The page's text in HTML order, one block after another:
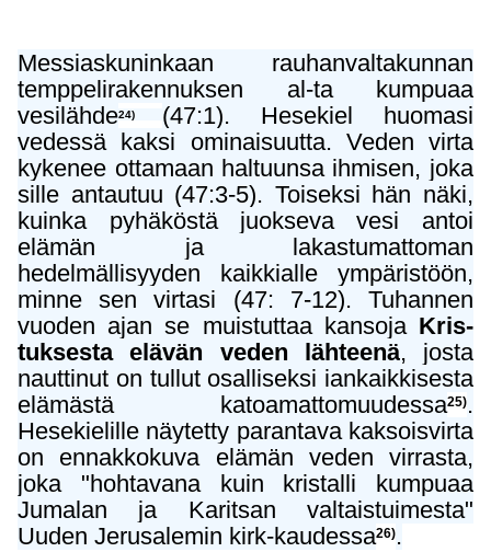
Messiaskuninkaan rauhanvaltakunnan
temppelirakennuksen al-ta kumpuaa
vesilähde24) (47:1). Hesekiel huomasi
vedessä kaksi ominaisuutta. Veden virta
kykenee ottamaan haltuunsa ihmisen, joka
sille antautuu (47:3-5). Toiseksi hän näki,
kuinka pyhäköstä juokseva vesi antoi
elämän ja lakastumattoman
hedelmällisyyden kaikkialle ympäristöön,
minne sen virtasi (47: 7-12). Tuhannen
vuoden ajan se muistuttaa kansoja Kris-
tuksesta elävän veden lähteenä, josta
nauttinut on tullut osalliseksi iankaikkisesta
elämästä katoamattomuudessa25).
Hesekielille näytetty parantava kaksoisvirta
on ennakkokuva elämän veden virrasta,
joka "hohtavana kuin kristalli kumpuaa
Jumalan ja Karitsan valtaistuimesta"
Uuden Jerusalemin kirk-kaudessa26).